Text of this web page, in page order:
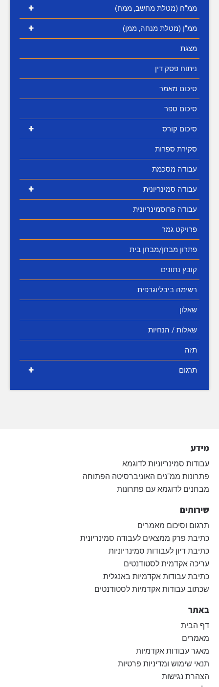
+ ממ"ח (מטלת מחשב, ממח)
+
ממ"ן (מטלת מנחה, ממן)
מצגת
ניתוח פסק דין
סיכום מאמר
סיכום ספר
+
סיכום קורס
סקירת ספרות
עבודה מסכמת
+
עבודה סמינריונית
עבודה פרוסמינריונית
פרויקט גמר
פתרון מבחן/מבחן בית
קובץ נתונים
רשימה ביבליוגרפית
שאלון
שאלות / הנחיות
תזה
+ תרגום
מידע
עבודות סמינריוניות לדוגמא
פתרונות ממ"נים האוניברסיטה הפתוחה
מבחנים לדוגמא עם פתרונות
שירותים
תרגום וסיכום מאמרים
כתיבת פרק ממצאים לעבודה סמינריונית
כתיבת דיון לעבודות סמינריוניות
עריכה אקדמית לסטודנטים
כתיבת עבודות אקדמיות באנגלית
שכתוב עבודות אקדמיות לסטודנטים
באתר
דף הבית
מאמרים
מאגר עבודות אקדמיות
תנאי שימוש ומדיניות פרטיות
הצהרת נגישות